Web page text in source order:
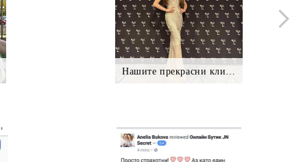
Нашите прекрасни клиентки